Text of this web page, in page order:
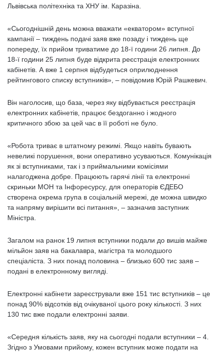
Львівська політехніка та ХНУ ім. Каразіна.
«Сьогоднішній день можна вважати «екватором» вступної
кампанії – тиждень подачі заяв вже позаду і тиждень ще
попереду, їх прийом триватиме до 18-ї години 26 липня. До
18-ї години 25 липня буде відкрита реєстрація електронних
кабінетів. А вже 1 серпня відбудеться оприлюднення
рейтингового списку вступників», – повідомив Юрій Рашкевич.
Він наголосив, що база, через яку відбувається реєстрація
електронних кабінетів, працює бездоганно і жодного
критичного збою за цей час в її роботі не було.
«Робота триває в штатному режимі. Якщо навіть бувають
невеликі порушення, вони оперативно усуваються. Комунікація
як зі вступниками, так і з приймальними комісіями
налагоджена добре. Працюють гарячі лінії та електронні
скриньки МОН та Інфоресурсу, для операторів ЄДЕБО
створена окрема група в соціальній мережі, де можна швидко
та напряму вирішити всі питання», – зазначив заступник
Міністра.
Загалом на ранок 19 липня вступники подали до вишів майже
мільйон заяв на бакалавра, магістра та молодшого
спеціаліста. З них понад половина – близько 600 тис заяв –
подані в електронному вигляді.
Електронні кабінети зареєстрували вже 151 тис вступників – це
понад 90% відсотків від очікуваної цього року кількості. З них
130 тис вже подали електронні заяви.
«Середня кількість заяв, яку на сьогодні подали вступники – 4.
Згідно з Умовами прийому, кожен вступник може подати на